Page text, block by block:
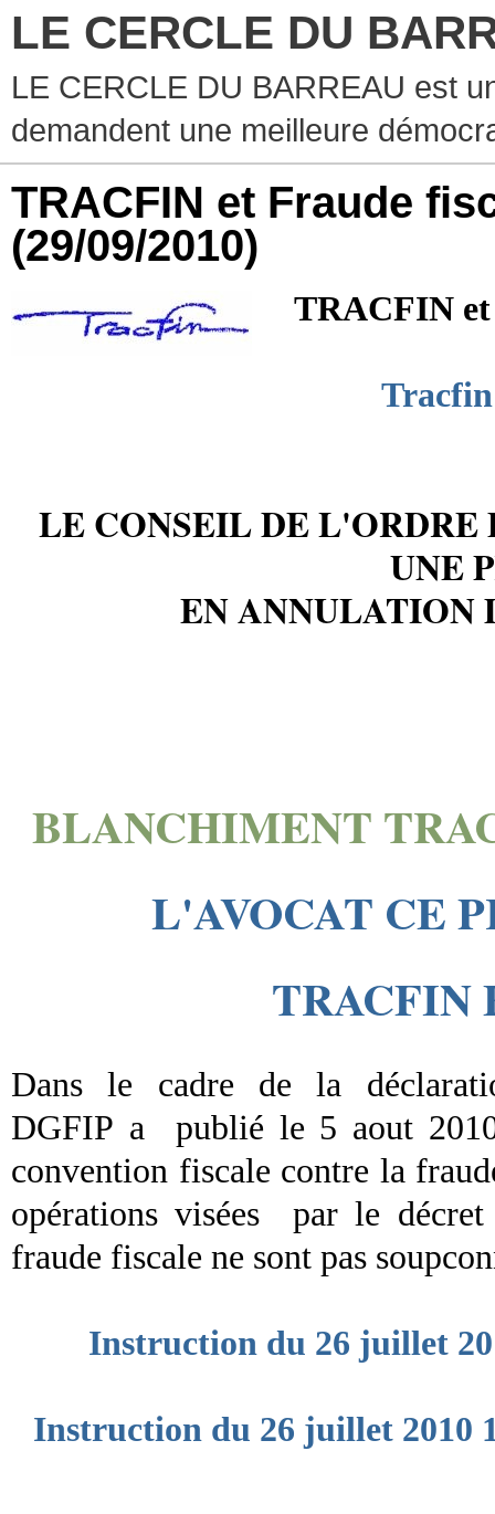
LE CERCLE DU
LE CERCLE DU BARREAU est
demandent une meilleure
TRACFIN et Fraude
(29/09/2010)
TRACFIN
LE CONSEIL DE L'ORDRE
UNE
EN ANNULATION
BLANCHIMENT
L'AVOCAT CE
TRACFIN
Dans le cadre de la
DGFIP a publié le 5 aout
convention fiscale contre la
opérations visées par le décret
fraude fiscale ne sont pas
Instruction du 26 juillet
Instruction du 26 juillet 2010